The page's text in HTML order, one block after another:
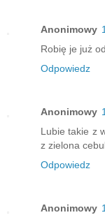
Anonimowy
Robię je już
Odpowiedz
Anonimowy
Lubie takie z
z zielona
Odpowiedz
Anonimowy